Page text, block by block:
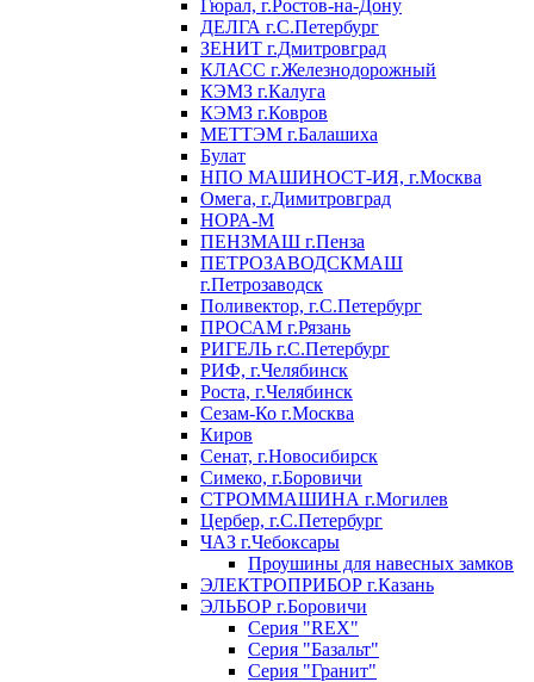
Гюрал, г.Ростов-на-Дону
ДЕЛГА г.С.Петербург
ЗЕНИТ г.Дмитровград
КЛАСС г.Железнодорожный
КЭМЗ г.Калуга
КЭМЗ г.Ковров
МЕТТЭМ г.Балашиха
Булат
НПО МАШИНОСТ-ИЯ, г.Москва
Омега, г.Димитровград
НОРА-М
ПЕНЗМАШ г.Пенза
ПЕТРОЗАВОДСКМАШ
г.Петрозаводск
Поливектор, г.С.Петербург
ПРОСАМ г.Рязань
РИГЕЛЬ г.С.Петербург
РИФ, г.Челябинск
Роста, г.Челябинск
Сезам-Ко г.Москва
Киров
Сенат, г.Новосибирск
Симеко, г.Боровичи
СТРОММАШИНА г.Могилев
Цербер, г.С.Петербург
ЧАЗ г.Чебоксары
Проушины для навесных замков
ЭЛЕКТРОПРИБОР г.Казань
ЭЛЬБОР г.Боровичи
Серия "REX"
Серия "Базальт"
Серия "Гранит"